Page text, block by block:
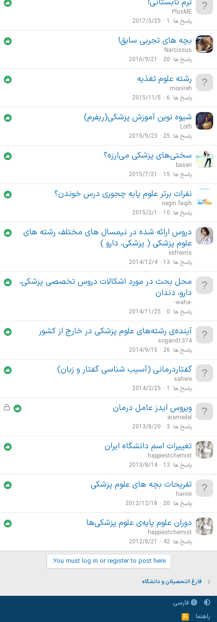
ن
ترم تابستانی!
PlusME
پاسخ ها
1
2017/5/25
بچه های تجربی سابق!
Narcissus
پاسخ ها 20
2016/9/21
رشته علوم تغذیه
monireh
پاسخ ها 6
2015/11/5
شيوه نوين آموزش پزشكی(ريفرم)
Lotfi
پاسخ ها 25
2015/9/23
سختی‌های پزشکی می‌ارزه؟
baseri
پاسخ ها 15
2015/7/21
نفرات برتر علوم پایه چجوری درس خوندن؟
negin faqih
پاسخ ها 10
2015/2/1
دروس ارائه شده در نیمسال های مختلف رشته های
علوم پزشکی ( پزشکی، دارو )
esfrwms
پاسخ ها 13
2014/12/4
محل بحث در مورد اشکالات دروس تخصصی پزشکی،
دارو، دندان
-waha-
پاسخ ها 0
2014/11/25
آينده‌ی رشته‌های علوم پزشكی در خارج از كشور
sogand1374
پاسخ ها 26
2014/9/15
گفتاردرمانی (آسیب شناسی گفتار و زبان)
sahere
پاسخ ها
1
2014/2/25
ق
د
ویروس ایدز عامل درمان
aramedel
پاسخ ها 3
2013/8/20
تغییرات اسم دانشگاه ایران
happiestchemist
پاسخ ها 13
2013/8/14
تفریحات بچه های علوم پزشکی
haniiii
پاسخ ها 20
2012/12/18
دوران علوم پایه‌ی علوم پزشکی‌ها
happiestchemist
پاسخ ها 42
2012/8/21
You must log in or register to post here.
فارغ التحصیلان و دانشگاه
فارسی
راهنما
خ